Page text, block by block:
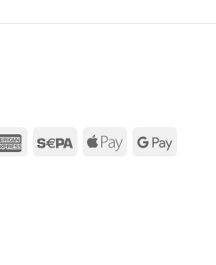
American Sepa
Apple
Google